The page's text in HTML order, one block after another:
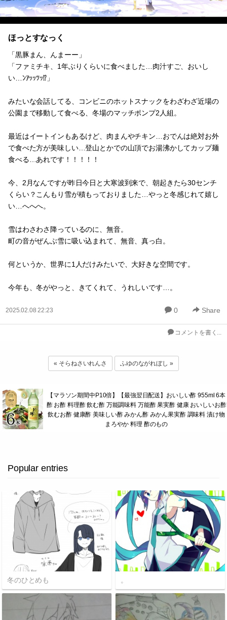
ほっとすなっく
「黒豚まん、んまーー」
「ファミチキ、1年ぶりくらいに食べました…肉汁すご、おいし
い…ﾝｱｯｯﾂｯ⁉︎」
みたいな会話してる、コンビニのホットスナックをわざわざ近場の
公園まで移動して食べる、冬場のマッチポンプ2人組。
最近はイートインもあるけど、肉まんやチキン…おでんは絶対お外
で食べた方が美味しい…登山とかでの山頂でお湯沸かしてカップ麺
食べる…あれです！！！！！
今、2月なんですが昨日今日と大寒波到来で、朝起きたら30センチ
くらい？こんもり雪が積もっておりました…やっと冬感じれて嬉し
い…へへへ。
雪はわさわさ降っているのに、無音。
町の音がぜんぶ雪に吸い込まれて、無音、真っ白。
何というか、世界に1人だけみたいで、大好きな空間です。
今年も、冬がやっと、きてくれて、うれしいです…。
2025.02.08 22:23 0 Share
コメントを書く...
« そらねさいれんさ ふゆのながれぼし »
【マラソン期間中P10倍】【最強翌日配送】おいしい酢 955ml 6本
酢 お酢 料理酢 飲む酢 万能調味料 万能酢 果実酢 健康 おいしいお酢
飲むお酢 健康酢 美味しい酢 みかん酢 みかん果実酢 調味料 漬け物
まろやか 料理 酢のもの
Popular entries
冬のひとめも 。